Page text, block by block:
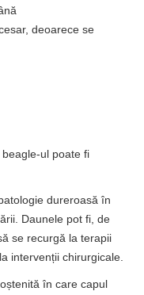
deoarece se
ul poate fi
dureroasă în
Daunele pot fi, de
se recurgă la terapii
intervenții chirurgicale.
în care capul